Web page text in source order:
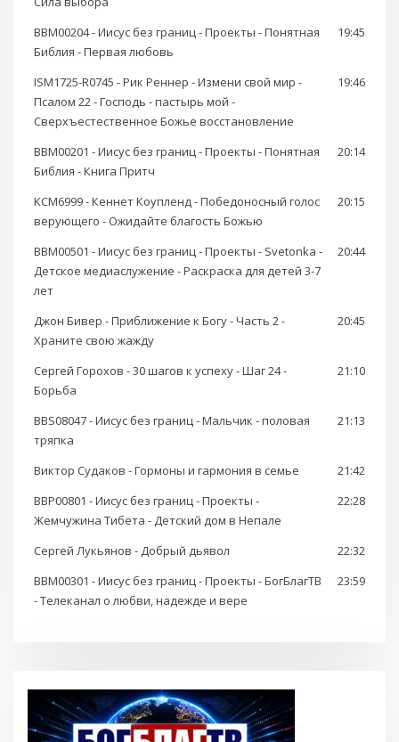
BBM00204 - Иисус без границ - Проекты - Понятная
Библия - Первая любовь
19:45
ISM1725-R0745 - Рик Реннер - Измени свой мир -
Псалом 22 - Господь - пастырь мой -
Сверхъестественное Божье восстановление
19:46
BBM00201 - Иисус без границ - Проекты - Понятная
Библия - Книга Притч
20:14
KCM6999 - Кеннет Коупленд - Победоносный голос
верующего - Ожидайте благость Божью
20:15
BBM00501 - Иисус без границ - Проекты - Svetonka -
Детское медиаслужение - Раскраска для детей 3-7
лет
20:44
Джон Бивер - Приближение к Богу - Часть 2 -
Храните свою жажду
20:45
Сергей Горохов - 30 шагов к успеху - Шаг 24 -
Борьба
21:10
BBS08047 - Иисус без границ - Мальчик - половая
тряпка
21:13
Виктор Судаков - Гормоны и гармония в семье
21:42
BBP00801 - Иисус без границ - Проекты -
Жемчужина Тибета - Детский дом в Непале
22:28
Сергей Лукьянов - Добрый дьявол
22:32
BBM00301 - Иисус без границ - Проекты - БогБлагТВ
- Телеканал о любви, надежде и вере
23:59